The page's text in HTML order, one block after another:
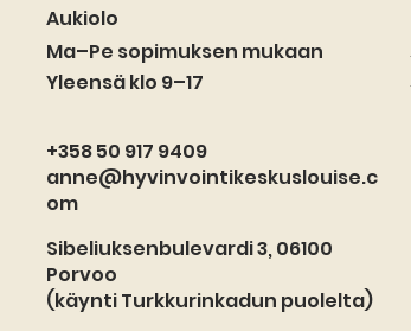
Aukiolo
Ma–Pe sopimuksen mukaan
Yleensä klo 9–17
+358 50 917 9409
anne@hyvinvointikeskuslouise.c
om
Sibeliuksenbulevardi 3, 06100
Porvoo
(käynti Turkkurinkadun puolelta)